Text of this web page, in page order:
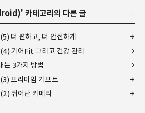
' 카테고리의 다른 글
더 편하고, 더 안전하게
기어Fit 그리고 건강 관리
는 3가지 방법
프리미엄 기프트
뛰어난 카메라